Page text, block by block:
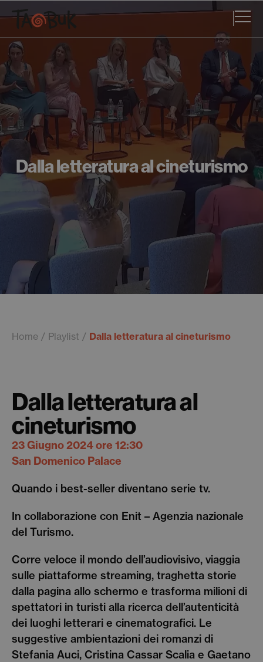
Dalla letteratura al cineturismo
Home Playlist Dalla letteratura al cineturismo
Dalla letteratura al
cineturismo
23 Giugno 2024 ore 12:30
San Domenico Palace
Quando i best-seller diventano serie tv.
In collaborazione con Enit – Agenzia nazionale
del Turismo.
Corre veloce il mondo dell’audiovisivo, viaggia
sulle piattaforme streaming, traghetta storie
dalla pagina allo schermo e trasforma milioni di
spettatori in turisti alla ricerca dell’autenticità
dei luoghi letterari e cinematografici. Le
suggestive ambientazioni dei romanzi di
Stefania Auci, Cristina Cassar Scalia e Gaetano